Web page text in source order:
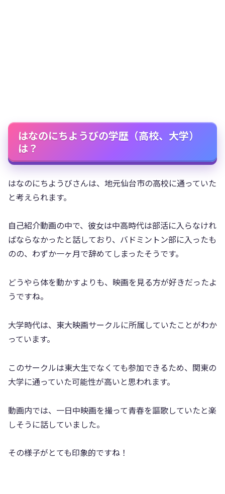
はなのにちようびの学歴（高校、大学）
は？
はなのにちようびさんは、地元仙台市の高校に通っていた
と考えられます。
自己紹介動画の中で、彼女は中高時代は部活に入らなけれ
ばならなかったと話しており、バドミントン部に入ったも
のの、わずか一ヶ月で辞めてしまったそうです。
どうやら体を動かすよりも、映画を見る方が好きだったよ
うですね。
大学時代は、東大映画サークルに所属していたことがわか
っています。
このサークルは東大生でなくても参加できるため、関東の
大学に通っていた可能性が高いと思われます。
動画内では、一日中映画を撮って青春を謳歌していたと楽
しそうに話していました。
その様子がとても印象的ですね！